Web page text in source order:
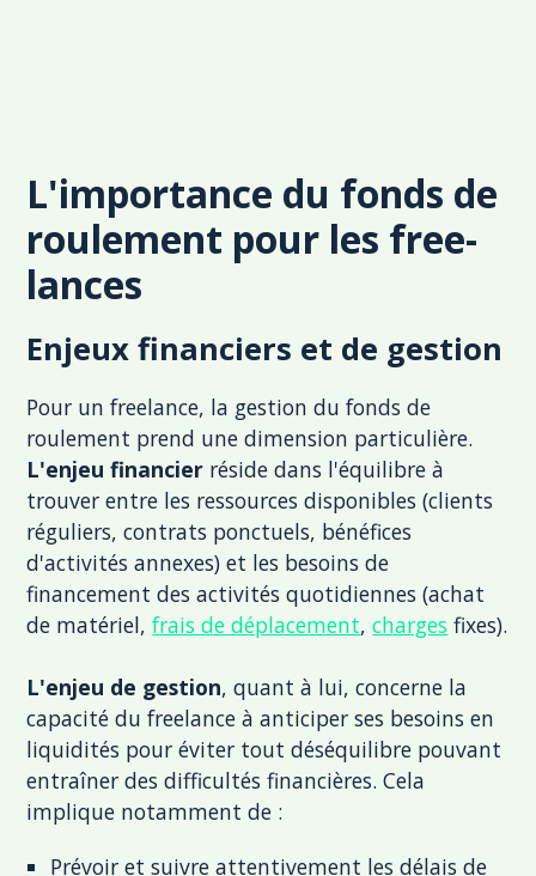
L'importance du fonds de
roulement pour les free-
lances
Enjeux financiers et de gestion
Pour un freelance, la gestion du fonds de
roulement prend une dimension particulière.
L'enjeu financier réside dans l'équilibre à
trouver entre les ressources disponibles (clients
réguliers, contrats ponctuels, bénéfices
d'activités annexes) et les besoins de
financement des activités quotidiennes (achat
de matériel,frais de déplacement,charges fixes).
L'enjeu de gestion, quant à lui, concerne la
capacité du freelance à anticiper ses besoins en
liquidités pour éviter tout déséquilibre pouvant
entraîner des difficultés financières. Cela
implique notamment de :
Prévoir et suivre attentivement les délais de